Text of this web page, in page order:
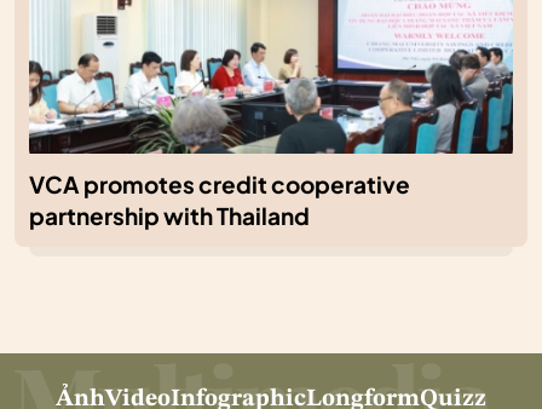
VCA promotes credit cooperative
partnership with Thailand
ẢnhVideoInfographicLongformQuizz